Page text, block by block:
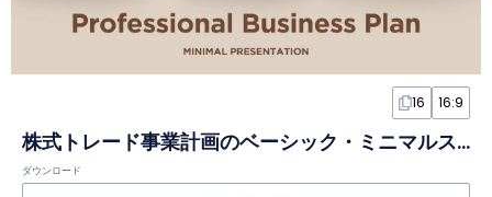
16 16:9
株式トレード事業計画のベーシック・ミニマルスライド
ダウンロード